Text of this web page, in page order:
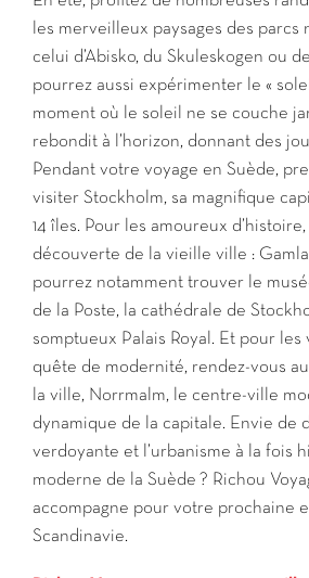
les merveilleux paysages des parcs
celui d’Abisko, du Skuleskogen ou
pourrez aussi expérimenter le «
moment où le soleil ne se couche
rebondit à l’horizon, donnant des
Pendant votre voyage en Suède,
visiter Stockholm, sa magnifique
14 îles. Pour les amoureux
découverte de la vieille ville :
pourrez notamment trouver le
de la Poste, la cathédrale de
somptueux Palais Royal. Et pour les
quête de modernité, rendez-vous
la ville, Norrmalm, le centre-ville
dynamique de la capitale. Envie de
verdoyante et l’urbanisme à la fois
moderne de la Suède ? Richou
accompagne pour votre prochaine
Scandinavie.